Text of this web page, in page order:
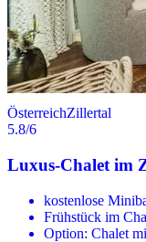
ÖsterreichZillertal
5.8/6
Luxus-Chalet im
kostenlose
Frühstück im
Option: Chalet